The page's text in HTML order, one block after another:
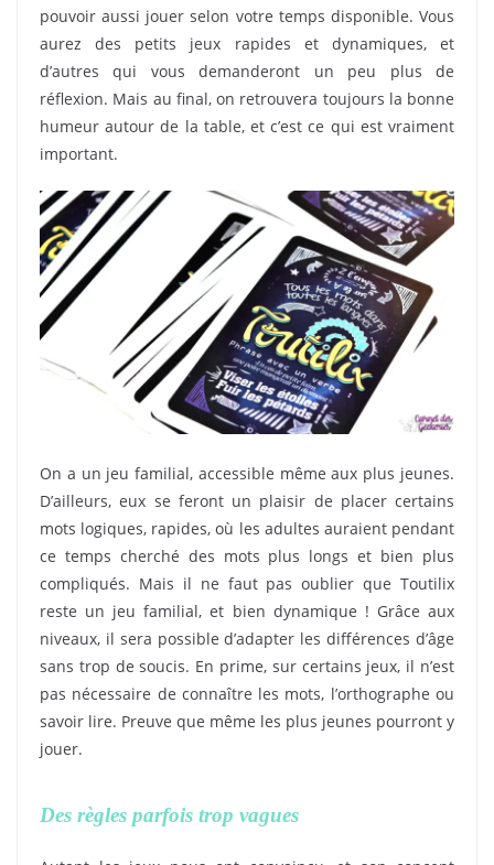
pouvoir aussi jouer selon votre temps disponible. Vous
aurez des petits jeux rapides et dynamiques, et
d’autres qui vous demanderont un peu plus de
réflexion. Mais au final, on retrouvera toujours la bonne
humeur autour de la table, et c’est ce qui est vraiment
important.
On a un jeu familial, accessible même aux plus jeunes.
D’ailleurs, eux se feront un plaisir de placer certains
mots logiques, rapides, où les adultes auraient pendant
ce temps cherché des mots plus longs et bien plus
compliqués. Mais il ne faut pas oublier que Toutilix
reste un jeu familial, et bien dynamique ! Grâce aux
niveaux, il sera possible d’adapter les différences d’âge
sans trop de soucis. En prime, sur certains jeux, il n’est
pas nécessaire de connaître les mots, l’orthographe ou
savoir lire. Preuve que même les plus jeunes pourront y
jouer.
Des règles parfois trop vagues